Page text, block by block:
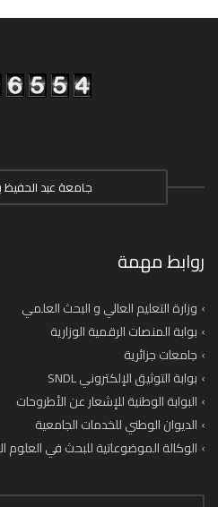
جامعة عبد
روابط مهمة
وزارة التعليم العالي و البحث العلمي
بوابة المنصات الرقمية الوزارية
جامعات جزائرية
بوابة التوثيق الإلكتروني SNDL
البوابة الوطنية للإشعار عن الأطروحات
الديوان الوطني للخدمات الجامعية
الوكالة الموضوعاتية للبحث في العلوم